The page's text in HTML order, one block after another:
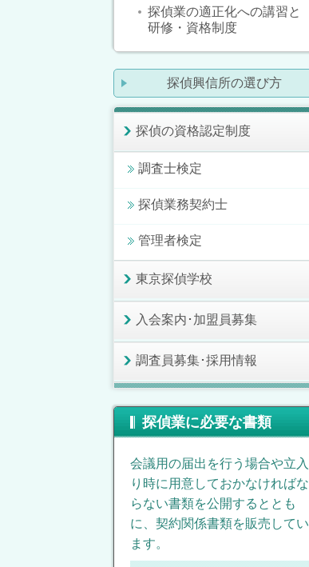
探偵業の適正化への講習と
研修・資格制度
探偵興信所の選び方
探偵の資格認定制度
調査士検定
探偵業務契約士
管理者検定
東京探偵学校
入会案内･加盟員募集
調査員募集･採用情報
探偵業に必要な書類
会議用の届出を行う場合や立入
り時に用意しておかなければな
らない書類を公開するととも
に、契約関係書類を販売してい
ます。